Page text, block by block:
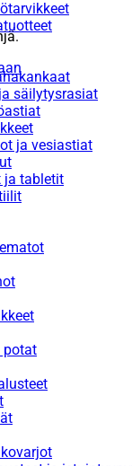
säilytysrasiat
ja vesiastiat
ja tabletit
potat